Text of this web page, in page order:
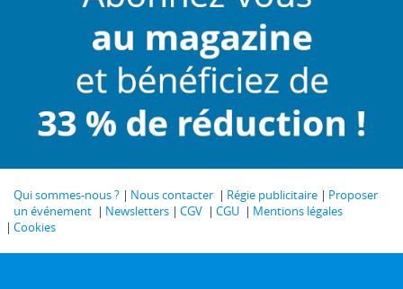
Qui sommes-nous ? Nous contacter Régie publicitaire
Proposer
un événement
Newsletters CGV CGU
Mentions légales
Cookies